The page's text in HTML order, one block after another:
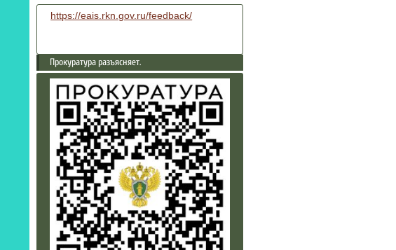
https://eais.rkn.gov.ru/feedback/
Прокуратура разъясняет.